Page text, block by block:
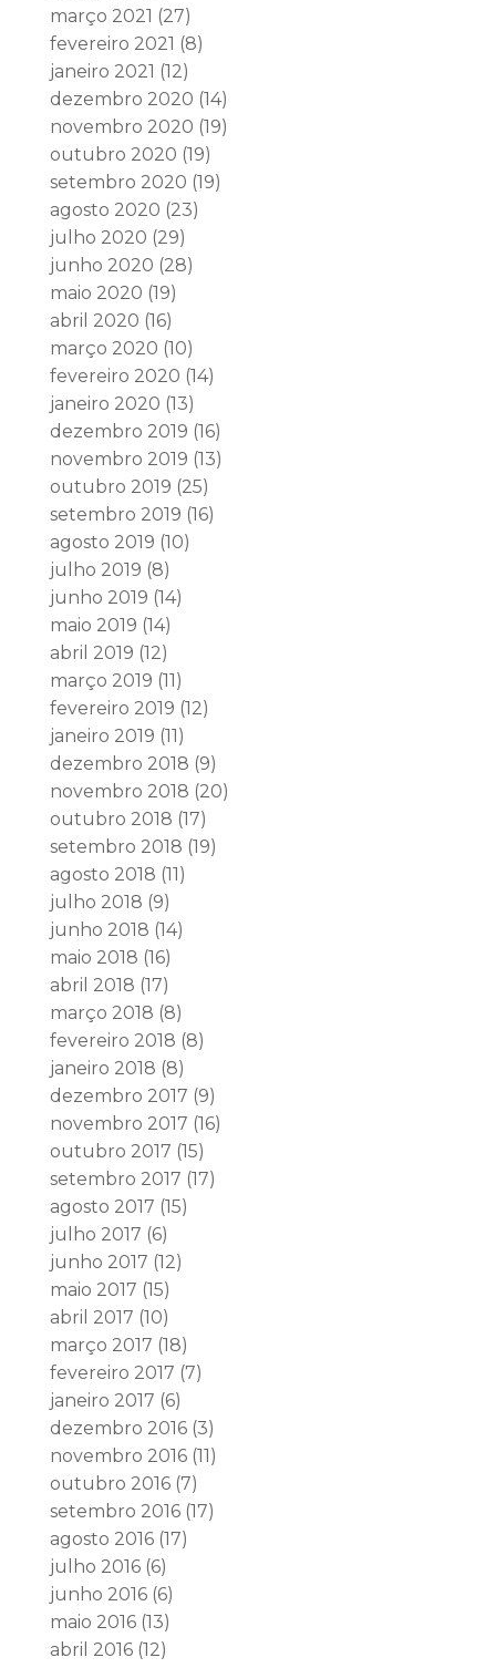
março 2021 (27)
fevereiro 2021 (8)
janeiro 2021 (12)
dezembro 2020 (14)
novembro 2020 (19)
outubro 2020 (19)
setembro 2020 (19)
agosto 2020 (23)
julho 2020 (29)
junho 2020 (28)
maio 2020 (19)
abril 2020 (16)
março 2020 (10)
fevereiro 2020 (14)
janeiro 2020 (13)
dezembro 2019 (16)
novembro 2019 (13)
outubro 2019 (25)
setembro 2019 (16)
agosto 2019 (10)
julho 2019 (8)
junho 2019 (14)
maio 2019 (14)
abril 2019 (12)
março 2019 (11)
fevereiro 2019 (12)
janeiro 2019 (11)
dezembro 2018 (9)
novembro 2018 (20)
outubro 2018 (17)
setembro 2018 (19)
agosto 2018 (11)
julho 2018 (9)
junho 2018 (14)
maio 2018 (16)
abril 2018 (17)
março 2018 (8)
fevereiro 2018 (8)
janeiro 2018 (8)
dezembro 2017 (9)
novembro 2017 (16)
outubro 2017 (15)
setembro 2017 (17)
agosto 2017 (15)
julho 2017 (6)
junho 2017 (12)
maio 2017 (15)
abril 2017 (10)
março 2017 (18)
fevereiro 2017 (7)
janeiro 2017 (6)
dezembro 2016(3)
novembro 2016(11)
outubro 2016(7)
setembro 2016(17)
agosto 2016(17)
julho 2016(6)
junho 2016(6)
maio 2016(13)
abril 2016(12)